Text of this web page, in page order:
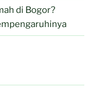
di Bogor?